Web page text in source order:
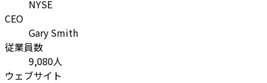
NYSE
CEO
Gary Smith
従業員数
9,080人
ウェブサイト